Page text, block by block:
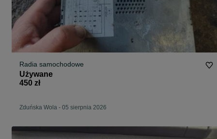
Radia samochodowe
Używane
450 zł
Zduńska Wola - 05 sierpnia 2026